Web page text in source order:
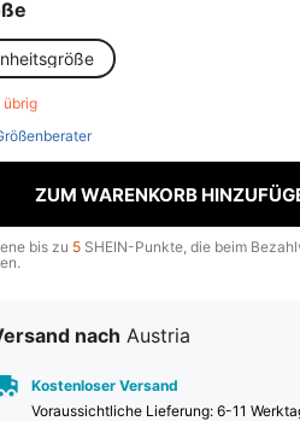
übrig
ZUM WARENKORB
bis zu 5 SHEIN-Punkte, die beim
nach Austria
Kostenloser Versand
Voraussichtliche Lieferung: 6-11